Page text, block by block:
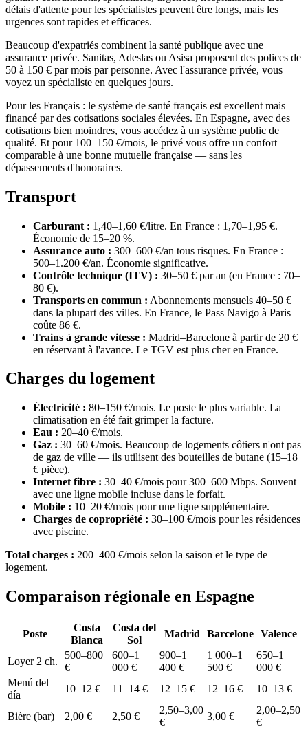
délais d'attente pour les spécialistes peuvent être longs, mais les
urgences sont rapides et efficaces.
Beaucoup d'expatriés combinent la santé publique avec une
assurance privée. Sanitas, Adeslas ou Asisa proposent des polices de
50 à 150 € par mois par personne. Avec l'assurance privée, vous
voyez un spécialiste en quelques jours.
Pour les Français : le système de santé français est excellent mais
financé par des cotisations sociales élevées. En Espagne, avec des
cotisations bien moindres, vous accédez à un système public de
qualité. Et pour 100–150 €/mois, le privé vous offre un confort
comparable à une bonne mutuelle française — sans les
dépassements d'honoraires.
Transport
Carburant : 1,40–1,60 €/litre. En France : 1,70–1,95 €.
Économie de 15–20 %.
Assurance auto : 300–600 €/an tous risques. En France :
500–1.200 €/an. Économie significative.
Contrôle technique (ITV) : 30–50 € par an (en France : 70–
80 €).
Transports en commun : Abonnements mensuels 40–50 €
dans la plupart des villes. En France, le Pass Navigo à Paris
coûte 86 €.
Trains à grande vitesse : Madrid–Barcelone à partir de 20 €
en réservant à l'avance. Le TGV est plus cher en France.
Charges du logement
Électricité : 80–150 €/mois. Le poste le plus variable. La
climatisation en été fait grimper la facture.
Eau : 20–40 €/mois.
Gaz : 30–60 €/mois. Beaucoup de logements côtiers n'ont pas
de gaz de ville — ils utilisent des bouteilles de butane (15–18
€ pièce).
Internet fibre : 30–40 €/mois pour 300–600 Mbps. Souvent
avec une ligne mobile incluse dans le forfait.
Mobile : 10–20 €/mois pour une ligne supplémentaire.
Charges de copropriété : 30–100 €/mois pour les résidences
avec piscine.
Total charges : 200–400 €/mois selon la saison et le type de
logement.
Comparaison régionale en Espagne
Poste
Costa
Blanca
Costa del
Sol
Madrid Barcelone Valence
Loyer 2 ch.
500–800
€
600–1
000 €
900–1
400 €
1 000–1
500 €
650–1
000 €
Menú del
día
10–12 € 11–14 € 12–15 € 12–16 € 10–13 €
Bière (bar) 2,00 € 2,50 €
2,50–3,00
€
3,00 €
2,00–2,50
€